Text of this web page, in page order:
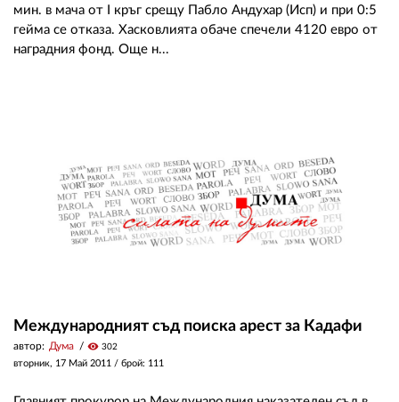
мин. в мача от I кръг срещу Пабло Андухар (Исп) и при 0:5
гейма се отказа. Хасковлията обаче спечели 4120 евро от
наградния фонд. Още н...
Международният съд поиска арест за Кадафи
автор: Дума visibility 302
вторник, 17 Май 2011 / брой: 111